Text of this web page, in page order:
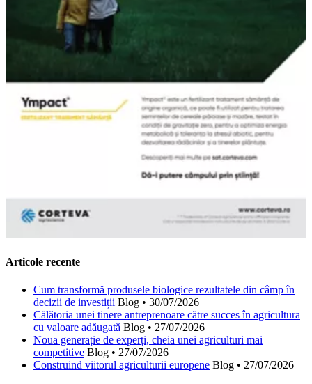
Articole recente
Cum transformă produsele biologice rezultatele din câmp în
decizii de investiții Blog • 30/07/2026
Călătoria unei tinere antreprenoare către succes în agricultura
cu valoare adăugată Blog • 27/07/2026
Noua generație de experți, cheia unei agriculturi mai
competitive Blog • 27/07/2026
Construind viitorul agriculturii europene Blog • 27/07/2026